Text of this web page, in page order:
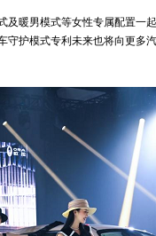
及暖男模式等女性专属配置一
护模式专利未来也将向更多